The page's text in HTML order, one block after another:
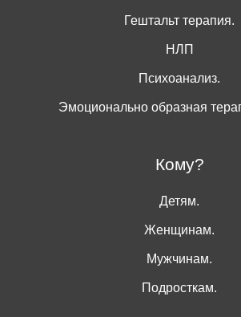
Гештальт терапия.
НЛП
Психоанализ.
Эмоционально образная
Кому?
Детям.
Женщинам.
Мужчинам.
Подросткам.